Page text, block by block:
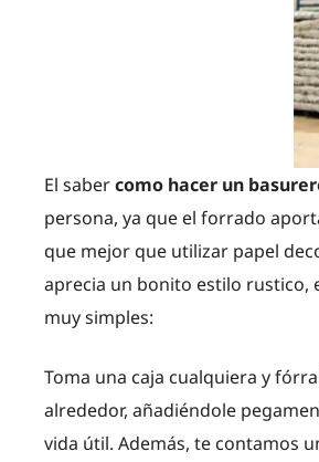
El sabercomo hacer un
persona, ya que el forrado
que mejor que utilizar papel
aprecia un bonito estilo rustico,
muy simples:
Toma una caja cualquiera y
alrededor, añadiéndole
vida útil. Además, te contamos